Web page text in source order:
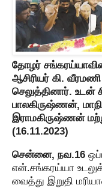
தோழர்
ஆசிரியர் கி.
செலுத்தினார். உடன்
பாலகிருஷ்ணன்,
இராமகிருஷ்ணன்
(16.11.2023)
சென்னை, நவ.16
என்.சங்கரய்யா
வைத்து இறுதி